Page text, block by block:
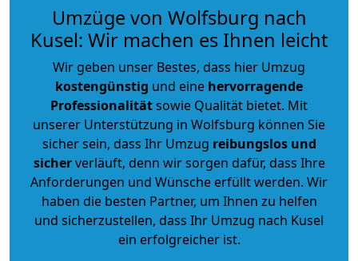
Umzüge von Wolfsburg nach
Kusel: Wir machen es Ihnen leicht
Wir geben unser Bestes, dass hier Umzug
kostengünstig und eine hervorragende
Professionalitätsowie Qualität bietet. Mit
unserer Unterstützung in Wolfsburg können Sie
sicher sein, dass Ihr Umzug reibungslos und
sicherverläuft, denn wir sorgen dafür, dass Ihre
Anforderungen und Wünsche erfüllt werden. Wir
haben die besten Partner, um Ihnen zu helfen
und sicherzustellen, dass Ihr Umzug nach Kusel
ein erfolgreicher ist.